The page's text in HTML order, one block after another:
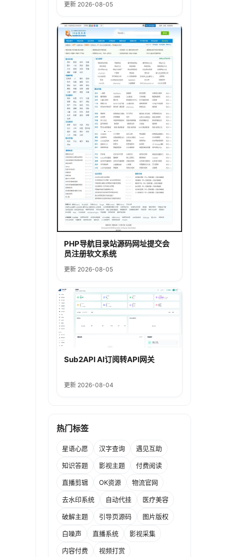
更新 2026-08-05
PHP导航目录站源码网址提交会
员注册软文系统
更新 2026-08-05
Sub2API AI订阅转API网关
更新 2026-08-04
热门标签
星语心愿 汉字查询 遇见互助
知识答题 影视主题 付费阅读
直播剪辑 OK资源 物流官网
去水印系统 自动代挂 医疗美容
破解主题 引导页源码 图片版权
白噪声 直播系统 影视采集
内容付费 视频打赏